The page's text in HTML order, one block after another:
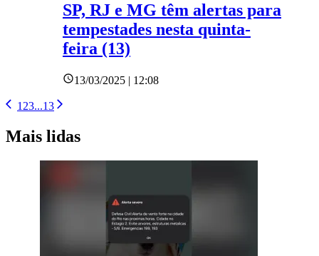
SP, RJ e MG têm alertas para
tempestades nesta quinta-
feira (13)
13/03/2025 | 12:08
1 23...13
Mais lidas